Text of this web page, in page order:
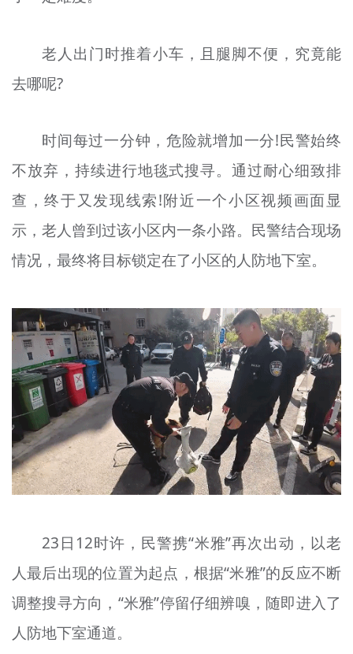
老人出门时推着小车，且腿脚不便，究竟能
去哪呢?
时间每过一分钟，危险就增加一分!民警始终
不放弃，持续进行地毯式搜寻。通过耐心细致排
查，终于又发现线索!附近一个小区视频画面显
示，老人曾到过该小区内一条小路。民警结合现场
情况，最终将目标锁定在了小区的人防地下室。
23日12时许，民警携“米雅”再次出动，以老
人最后出现的位置为起点，根据“米雅”的反应不断
调整搜寻方向，“米雅”停留仔细辨嗅，随即进入了
人防地下室通道。